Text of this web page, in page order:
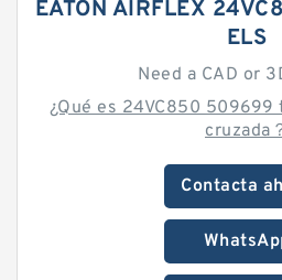
EATON AIRFLEX
ELS
Need a CAD or
¿Qué es 24VC850
cruzada
Contacta